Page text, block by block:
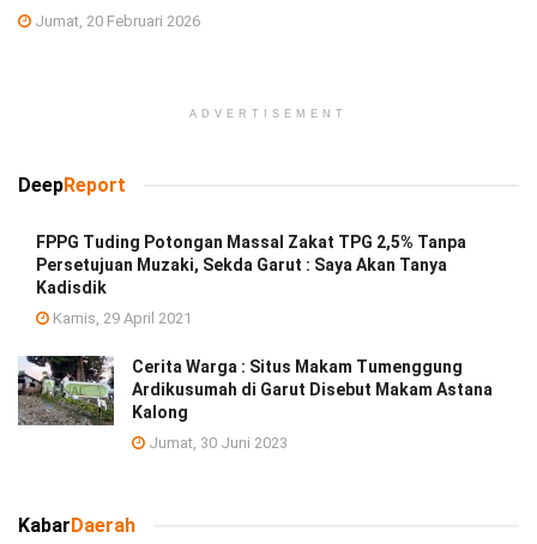
Jumat, 20 Februari 2026
ADVERTISEMENT
DeepReport
FPPG Tuding Potongan Massal Zakat TPG 2,5% Tanpa
Persetujuan Muzaki, Sekda Garut : Saya Akan Tanya
Kadisdik
Kamis, 29 April 2021
Cerita Warga : Situs Makam Tumenggung
Ardikusumah di Garut Disebut Makam Astana
Kalong
Jumat, 30 Juni 2023
Kabar Daerah